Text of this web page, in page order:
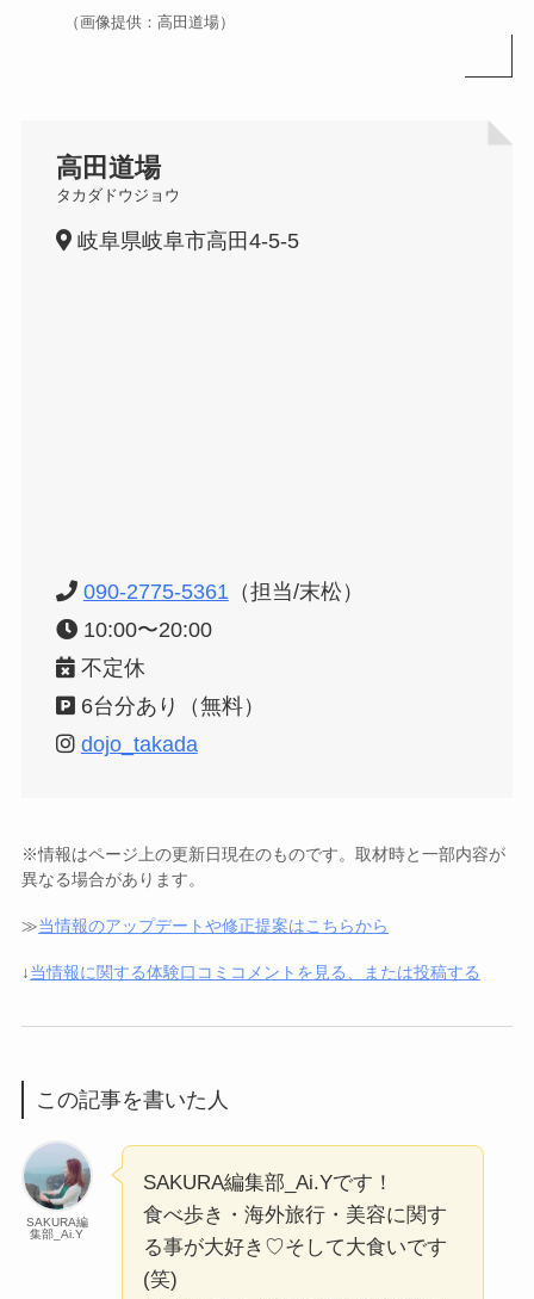
（画像提供：高田道場）
高田道場
タカダドウジョウ
岐阜県岐阜市高田4-5-5
090-2775-5361（担当/末松）
10:00〜20:00
不定休
6台分あり（無料）
dojo_takada
※情報はページ上の更新日現在のものです。取材時と一部内容が
異なる場合があります。
≫当情報のアップデートや修正提案はこちらから
↓当情報に関する体験口コミコメントを見る、または投稿する
この記事を書いた人
SAKURA編
集部_Ai.Y
SAKURA編集部_Ai.Yです！
食べ歩き・海外旅行・美容に関す
る事が大好き♡そして大食いです
(笑)